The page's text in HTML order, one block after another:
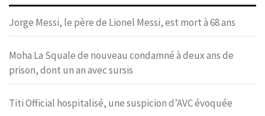
Jorge Messi, le père de Lionel Messi, est mort à 68 ans
Moha La Squale de nouveau condamné à deux ans de
prison, dont un an avec sursis
Titi Official hospitalisé, une suspicion d’AVC évoquée